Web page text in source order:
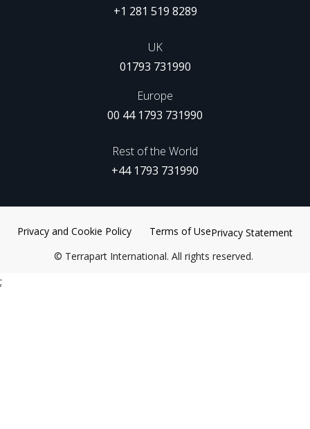
+1 281 519 8289
UK
01793 731990
Europe
00 44 1793 731990
Rest of the World
+44 1793 731990
© Terrapart International. All rights reserved.
Privacy and Cookie Policy Terms of UsePrivacy Statement
;